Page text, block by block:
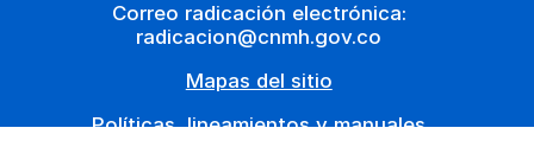
Correo radicación electrónica:
radicacion@cnmh.gov.co
Mapas del sitio
Políticas, lineamientos y manuales